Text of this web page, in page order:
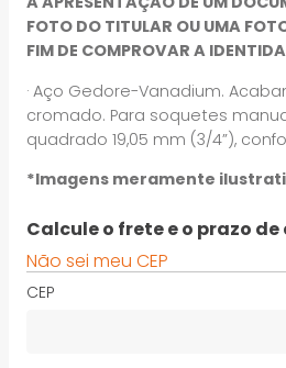
FOTO DO TITULAR OU UMA
FIM DE COMPROVAR A
· Aço Gedore-Vanadium.
cromado. Para soquetes
quadrado 19,05 mm (3/4”),
*Imagens meramente
Calcule o frete e o prazo
Não sei meu CEP
CEP